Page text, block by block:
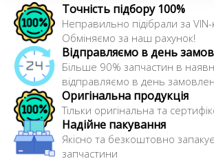
Усі запчастини BOSCH →
Точність підбору 100%
Неправильно підібрали за
Обміняємо за наш рахунок!
Відправляємо в день
Більше 90% запчастин в
відправляємо в день
Оригінальна продукція
Тільки оригінальна та
Надійне пакування
Якісно та безкоштовно
запчастини